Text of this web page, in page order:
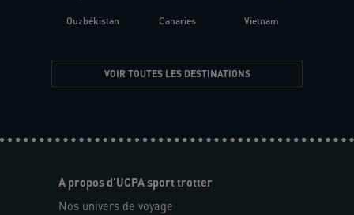
Ouzbékistan Canaries Vietnam
VOIR TOUTES LES DESTINATIONS
A propos d'UCPA sport trotter
Nos univers de voyage